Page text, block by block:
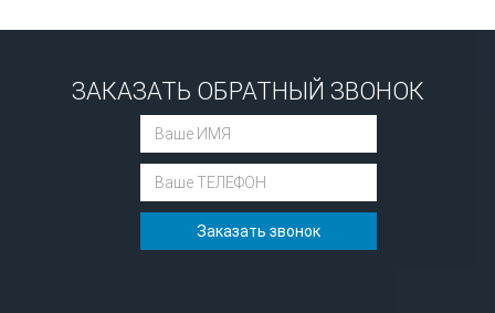
ЗАКАЗАТЬ ОБРАТНЫЙ ЗВОНОК
Заказать звонок